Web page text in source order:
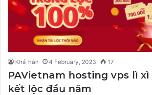
Khả Hân 4 February, 2023 17
PAVietnam hosting vps lì
kết lộc đầu năm